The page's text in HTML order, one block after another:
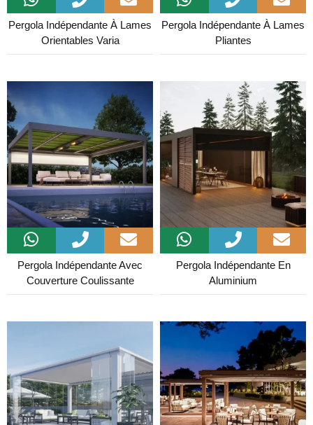
Pergola Indépendante À Lames
Orientables Varia
Pergola Indépendante À Lames
Pliantes
Pergola Indépendante Avec
Couverture Coulissante
Pergola Indépendante En
Aluminium